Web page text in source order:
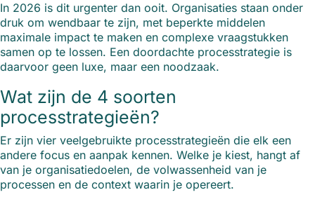
In 2026 is dit urgenter dan ooit. Organisaties staan onder
druk om wendbaar te zijn, met beperkte middelen
maximale impact te maken en complexe vraagstukken
samen op te lossen. Een doordachte processtrategie is
daarvoor geen luxe, maar een noodzaak.
Wat zijn de 4 soorten
processtrategieën?
Er zijn vier veelgebruikte processtrategieën die elk een
andere focus en aanpak kennen. Welke je kiest, hangt af
van je organisatiedoelen, de volwassenheid van je
processen en de context waarin je opereert.